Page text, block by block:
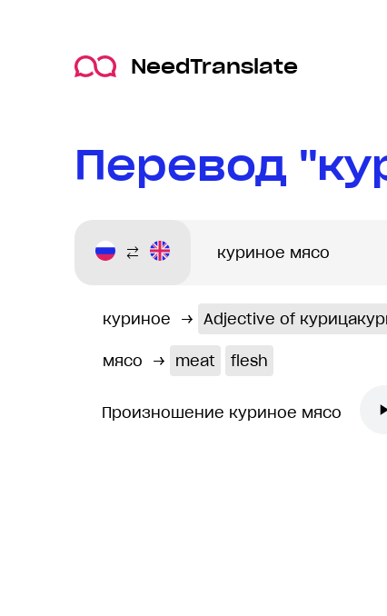
NeedTranslate
Перевод
куриное → Adjective of
мясо → meat flesh
Произношение куриное мясо